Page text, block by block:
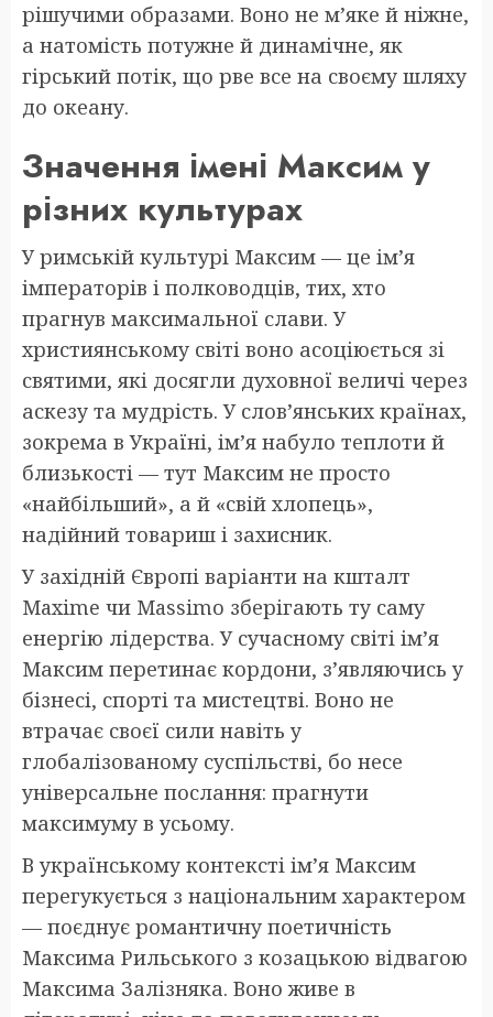
рішучими образами. Воно не м’яке й ніжне,
а натомість потужне й динамічне, як
гірський потік, що рве все на своєму шляху
до океану.
Значення імені Максим у
різних культурах
У римській культурі Максим — це ім’я
імператорів і полководців, тих, хто
прагнув максимальної слави. У
християнському світі воно асоціюється зі
святими, які досягли духовної величі через
аскезу та мудрість. У слов’янських країнах,
зокрема в Україні, ім’я набуло теплоти й
близькості — тут Максим не просто
«найбільший», а й «свій хлопець»,
надійний товариш і захисник.
У західній Європі варіанти на кшталт
Maxime чи Massimo зберігають ту саму
енергію лідерства. У сучасному світі ім’я
Максим перетинає кордони, з’являючись у
бізнесі, спорті та мистецтві. Воно не
втрачає своєї сили навіть у
глобалізованому суспільстві, бо несе
універсальне послання: прагнути
максимуму в усьому.
В українському контексті ім’я Максим
перегукується з національним характером
— поєднує романтичну поетичність
Максима Рильського з козацькою відвагою
Максима Залізняка. Воно живе в